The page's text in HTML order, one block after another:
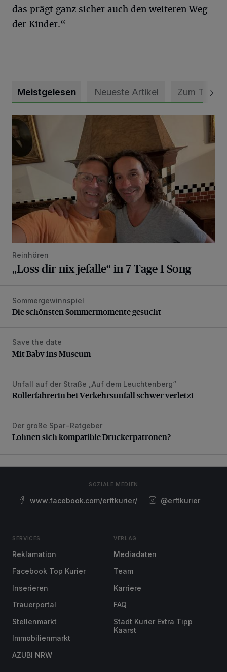
das prägt ganz sicher auch den weiteren Weg
der Kinder.“
Meistgelesen Neueste Artikel Zum Thema
„Loss dir nix jefalle“ in 7 Tage 1 Song
Reinhören
„Loss dir nix jefalle“ in 7 Tage 1 Song
Die schönsten Sommermomente gesucht
Sommergewinnspiel
Die schönsten Sommermomente gesucht
Mit Baby ins Museum
Save the date
Mit Baby ins Museum
Rollerfahrerin bei Verkehrsunfall schwer verletzt
Unfall auf der Straße „Auf dem Leuchtenberg“
Rollerfahrerin bei Verkehrsunfall schwer verletzt
Lohnen sich kompatible Druckerpatronen?
Der große Spar-Ratgeber
Lohnen sich kompatible Druckerpatronen?
SOZIALE MEDIEN
www.facebook.com/erftkurier/ @erftkurier
SERVICES
Reklamation
Facebook Top Kurier
Inserieren
Trauerportal
Stellenmarkt
Immobilienmarkt
AZUBI NRW
VERLAG
Mediadaten
Team
Karriere
FAQ
Stadt Kurier Extra Tipp
Kaarst